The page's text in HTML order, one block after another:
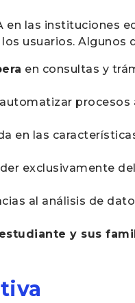
en las instituciones
usuarios. Algunos
en consultas y
automatizar
en las
exclusivamente
al análisis de
y sus